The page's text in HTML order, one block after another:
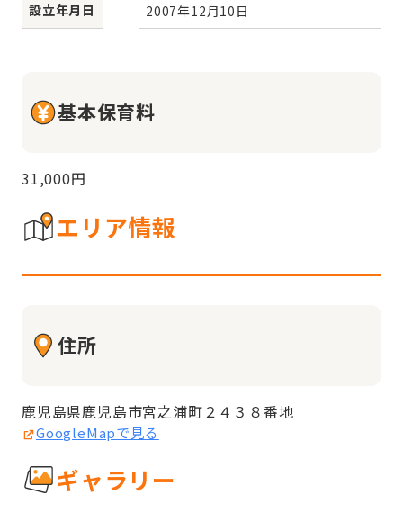
設立年月日
2007年12月10日
基本保育料
31,000円
エリア情報
住所
鹿児島県鹿児島市宮之浦町２４３８番地
GoogleMapで見る
ギャラリー